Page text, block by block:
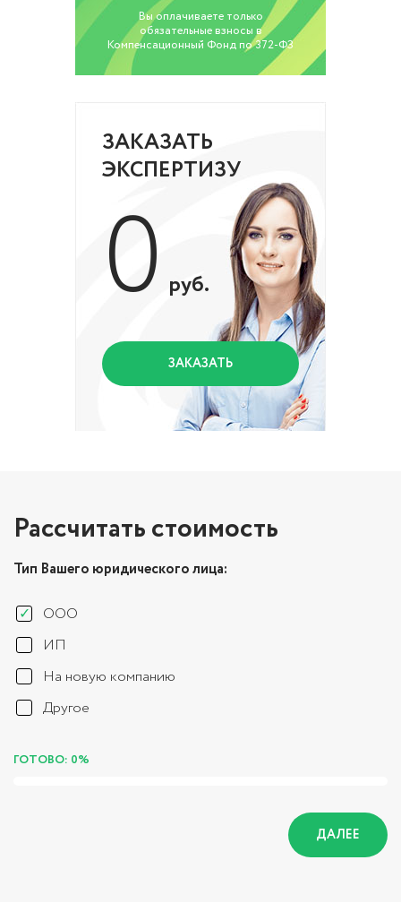
Вы оплачиваете только
обязательные взносы в
Компенсационный Фонд по 372-ФЗ
ЗАКАЗАТЬ
ЭКСПЕРТИЗУ
0 руб.
ЗАКАЗАТЬ
Рассчитать стоимость
Тип Вашего юридического лица:
ООО
ИП
На новую компанию
Другое
ГОТОВО: 0%
ДАЛЕЕ